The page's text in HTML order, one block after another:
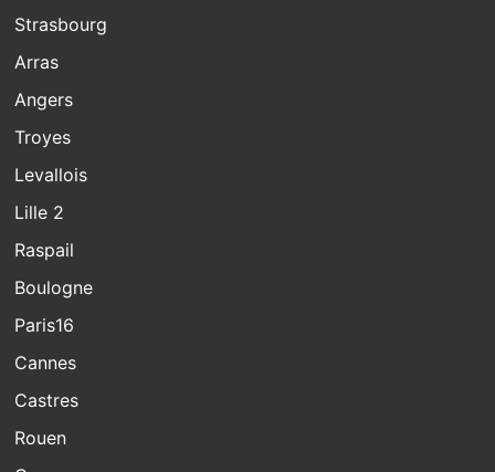
Strasbourg
Arras
Angers
Troyes
Levallois
Lille 2
Raspail
Boulogne
Paris16
Cannes
Castres
Rouen